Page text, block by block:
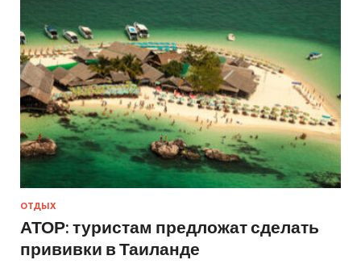
ОТДЫХ
АТОР: туристам предложат сделать
прививки в Таиланде